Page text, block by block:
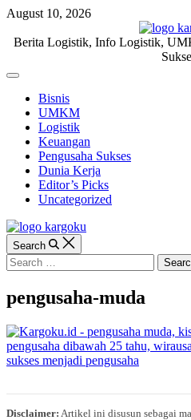
Skip
content
August 10, 2026
KARGOKU.ID
Berita Logistik, Info Logistik,
Off
CanvasBisnis
UMKM
Logistik
Keuangan
Pengusaha Sukses
Dunia Kerja
Editor’s Picks
Uncategorized
Search
Search
for:
pengusaha-muda
Disclaimer: Artikel ini disusun sebagai